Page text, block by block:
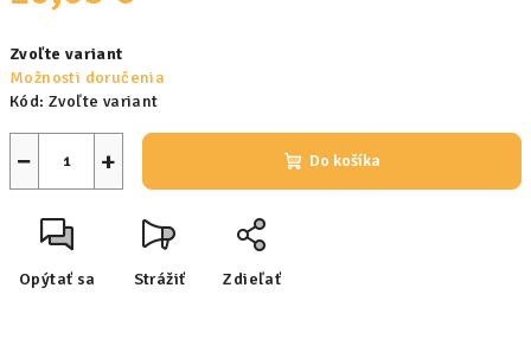
cena:
Zvoľte variant
Možnosti doručenia
Kód: Zvoľte variant
+
− Do košíka
Opýtať sa Strážiť Zdieľať